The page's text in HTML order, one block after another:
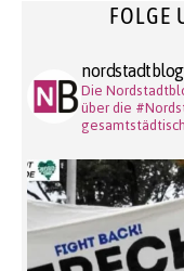
FOLGE
Die
über die